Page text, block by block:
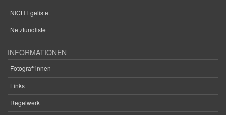
NICHT gelistet
Netzfundliste
INFORMATIONEN
Fotograf*innen
Links
Regelwerk